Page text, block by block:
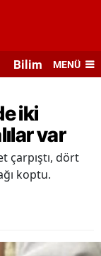
Bilim veMENÜ
iki
var
çarpıştı, dört
koptu.